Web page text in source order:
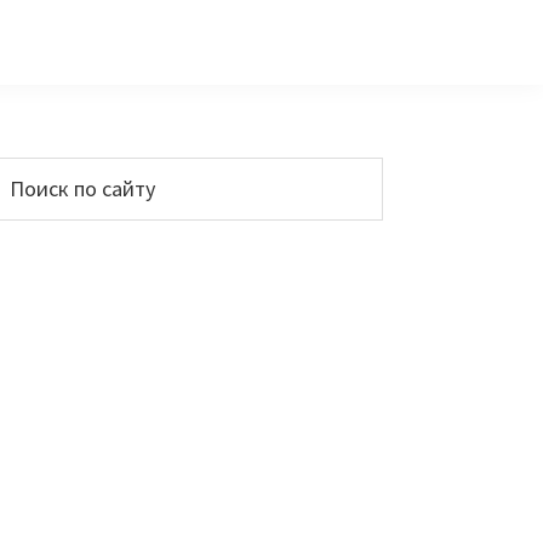
Основной